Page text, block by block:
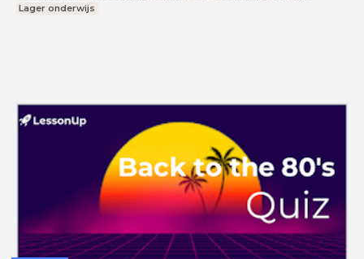
Lager onderwijs